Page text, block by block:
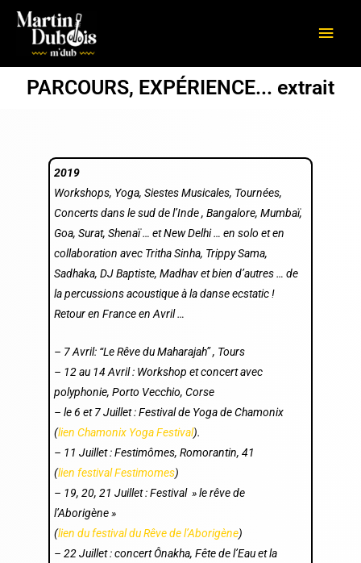
Aller
contenu
PARCOURS, EXPÉRIENCE... extrait
2019
Workshops, Yoga, Siestes Musicales, Tournées,
Concerts dans le sud de l’Inde , Bangalore, Mumbaï,
Goa, Surat, Shenaï … et New Delhi … en solo et en
collaboration avec Tritha Sinha, Trippy Sama,
Sadhaka, DJ Baptiste, Madhav et bien d’autres … de
la percussions acoustique à la danse ecstatic !
Retour en France en Avril …
– 7 Avril: “Le Rêve du Maharajah” , Tours
– 12 au 14 Avril : Workshop et concert avec
polyphonie, Porto Vecchio, Corse
– le 6 et 7 Juillet : Festival de Yoga de Chamonix
(lien Chamonix Yoga Festival).
– 11 Juillet : Festimômes, Romorantin, 41
(lien festival Festimomes)
– 19, 20, 21 Juillet : Festival » le rêve de
l’Aborigène »
(lien du festival du Rêve de l’Aborigène)
– 22 Juillet : concert Ônakha, Fête de l’Eau et la